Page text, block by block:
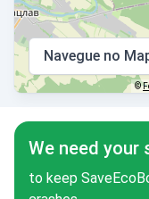
Navegue no
©
We need your
to keep